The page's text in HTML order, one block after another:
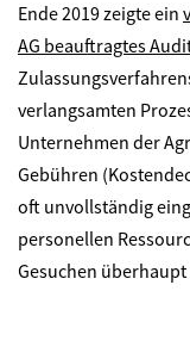
Ende 2019 zeigte ein
AG beauftragtes
verlangsamten
Unternehmen der
Gebühren
oft unvollständig
personellen
Gesuchen